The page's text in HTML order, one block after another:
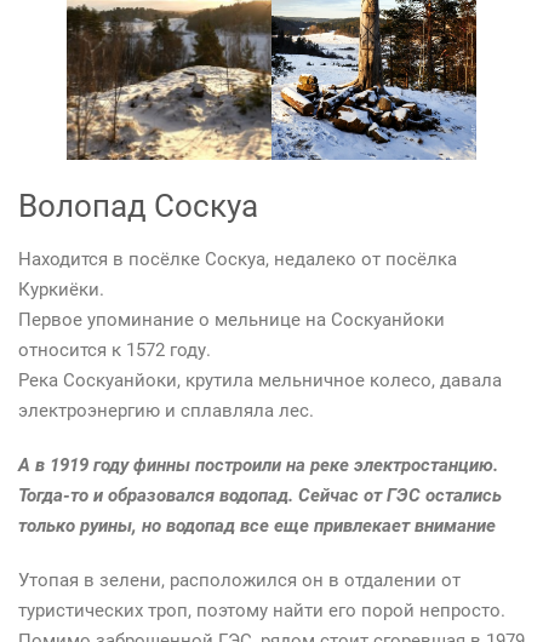
Волопад Соскуа
Находится в посёлке Соскуа, недалеко от посёлка
Куркиёки.
Первое упоминание о мельнице на Соскуанйоки
относится к 1572 году.
Река Соскуанйоки, крутила мельничное колесо, давала
электроэнергию и сплавляла лес.
А в 1919 году финны построили на реке электростанцию.
Тогда-то и образовался водопад. Сейчас от ГЭС остались
только руины, но водопад все еще привлекает внимание
Утопая в зелени, расположился он в отдалении от
туристических троп, поэтому найти его порой непросто.